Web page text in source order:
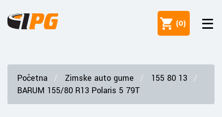
(0)
Početna Zimske auto gume
155 80 13
BARUM 155/80 R13 Polaris 5 79T